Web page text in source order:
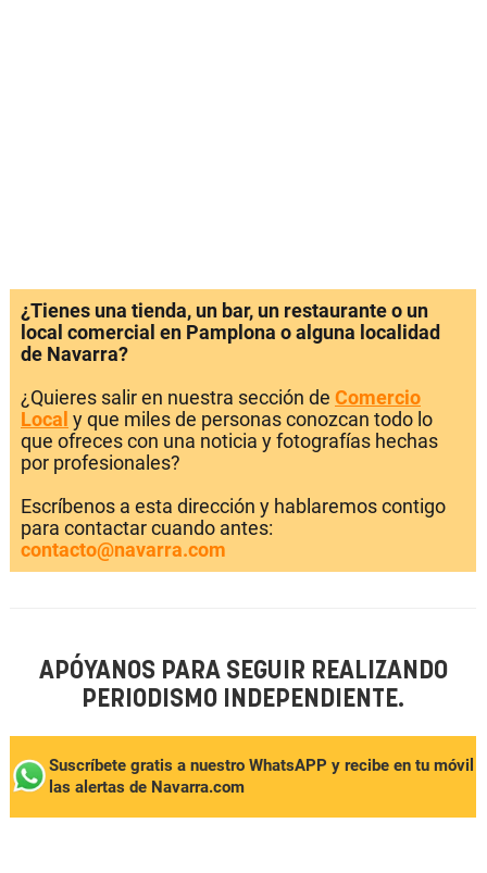
¿Tienes una tienda, un bar, un restaurante o un
local comercial en Pamplona o alguna localidad
de Navarra?
¿Quieres salir en nuestra sección de Comercio
Local y que miles de personas conozcan todo lo
que ofreces con una noticia y fotografías hechas
por profesionales?
Escríbenos a esta dirección y hablaremos contigo
para contactar cuando antes:
contacto@navarra.com
APÓYANOS PARA SEGUIR REALIZANDO
PERIODISMO INDEPENDIENTE.
Suscríbete gratis a nuestro WhatsAPP y recibe en tu móvil
las alertas de Navarra.com